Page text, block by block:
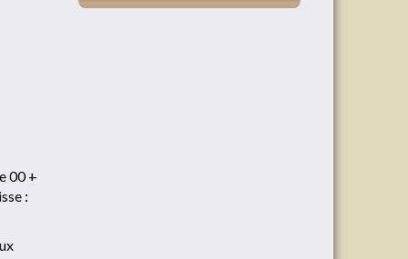
00 +
: